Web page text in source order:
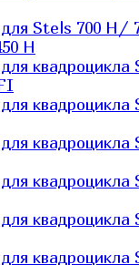
Stels 700 H/
H
квадроцикла
квадроцикла
квадроцикла
квадроцикла
квадроцикла
квадроцикла